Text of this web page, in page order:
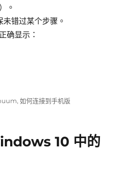
。
错过某个步骤。
确显示：
手机版 continuum”
,如何连接到手机版
10 中的